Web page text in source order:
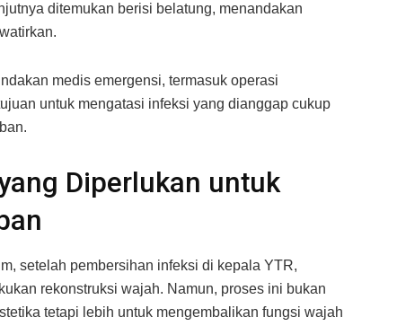
ditemukan berisi belatung, menandakan
medis emergensi, termasuk operasi
untuk mengatasi infeksi yang dianggap cukup
Diperlukan untuk
setelah pembersihan infeksi di kepala YTR,
rekonstruksi wajah. Namun, proses ini bukan
tetapi lebih untuk mengembalikan fungsi wajah